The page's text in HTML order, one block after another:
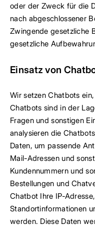
oder der Zweck für die
nach abgeschlossener
Zwingende gesetzliche
gesetzliche
Einsatz von
Wir setzen Chatbots
Chatbots sind in der
Fragen und sonstigen
analysieren die
Daten, um passende
Mail-Adressen und
Kundennummern und
Bestellungen und
Chatbot Ihre IP-
Standortinformationen
werden. Diese Daten